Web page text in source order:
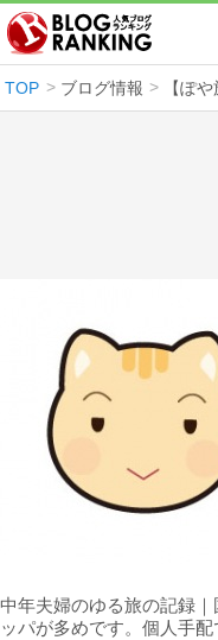
TOP ブログ情報
中年夫婦のゆる旅の記録
ッパが多めです。個人手配